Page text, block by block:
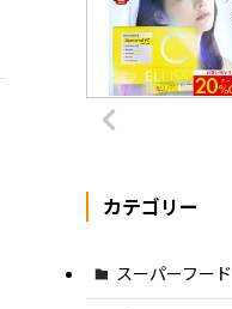
カテゴリー
スーパーフード